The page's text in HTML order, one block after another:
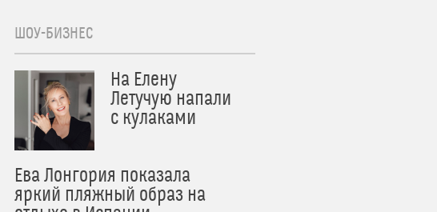
ШОУ-БИЗНЕС
На Елену
Летучую напали
с кулаками
Ева Лонгория показала
яркий пляжный образ на